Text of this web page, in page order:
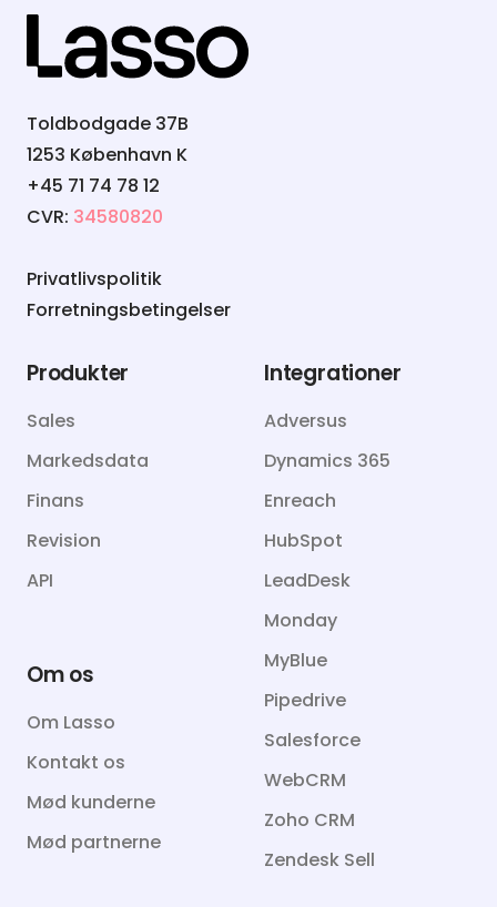
Toldbodgade 37B
1253 København K
+45 71 74 78 12
CVR: 34580820
Privatlivspolitik
Forretningsbetingelser
Produkter
Sales
Markedsdata
Finans
Revision
API
Integrationer
Adversus
Dynamics 365
Enreach
HubSpot
LeadDesk
Monday
MyBlue
Pipedrive
Salesforce
WebCRM
Zoho CRM
Zendesk Sell
Om os
Om Lasso
Kontakt os
Mød kunderne
Mød partnerne